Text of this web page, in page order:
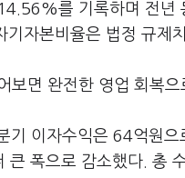
를 기록하며 전년
기자본비율은 법정 규제
보면 완전한 영업 회복
기 이자수익은 64억원
큰 폭으로 감소했다. 총